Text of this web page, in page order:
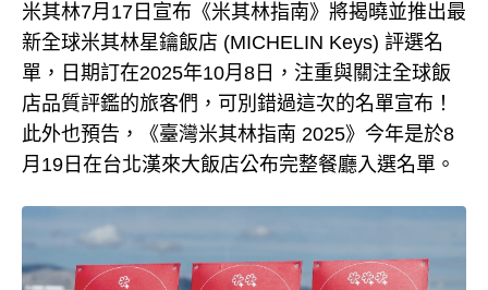
米其林7月17日宣布《米其林指南》將揭曉並推出最
新全球米其林星鑰飯店 (MICHELIN Keys) 評選名
單，日期訂在2025年10月8日，注重與關注全球飯
店品質評鑑的旅客們，可別錯過這次的名單宣布！
此外也預告，《臺灣米其林指南 2025》今年是於8
月19日在台北漢來大飯店公布完整餐廳入選名單。